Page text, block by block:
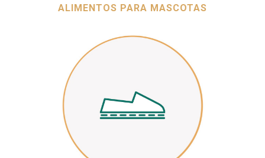
ALIMENTOS PARA MASCOTAS